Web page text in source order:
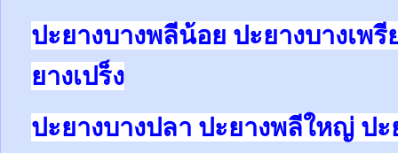
ปะยางบางพลีน้อย ปะยางบางเพ
ยางเปร็ง
ปะยางบางปลา ปะยางพลีใหญ่ ป